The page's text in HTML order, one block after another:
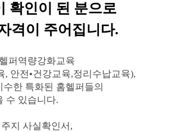
확인이 된 분으로
격이 주어집니다.
퍼역량강화교육
, 안전 •건강교육,정리수납교육),
수한 특화된 홈헬퍼들의
수 있습니다.
지 사실확인서 ,